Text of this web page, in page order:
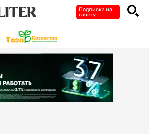
Подписка на
газету